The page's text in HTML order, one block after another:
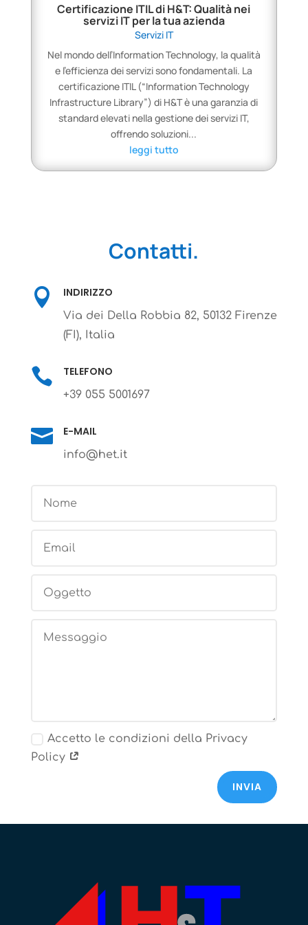
Certificazione ITIL di H&T: Qualità nei
servizi IT per la tua azienda
Servizi IT
Nel mondo dell’Information Technology, la qualità
e l’efficienza dei servizi sono fondamentali. La
certificazione ITIL (“Information Technology
Infrastructure Library”) di H&T è una garanzia di
standard elevati nella gestione dei servizi IT,
offrendo soluzioni...
leggi tutto
Contatti.
 INDIRIZZO
Via dei Della Robbia 82, 50132 Firenze
(FI), Italia
 TELEFONO
+39 055 5001697
 E-MAIL
info@het.it
Accetto le condizioni della Privacy
Policy
INVIA